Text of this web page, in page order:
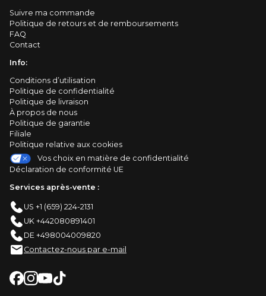
Suivre ma commande
Politique de retours et de remboursements
FAQ
Contact
Info:
Conditions d’utilisation
Politique de confidentialité
Politique de livraison
À propos de nous
Politique de garantie
Filiale
Politique relative aux cookies
Vos choix en matière de confidentialité
Déclaration de conformité UE
Services après-vente :
US +1 (659) 224-2131
UK +442080891401
DE +498004009820
Contactez-nous par e-mail